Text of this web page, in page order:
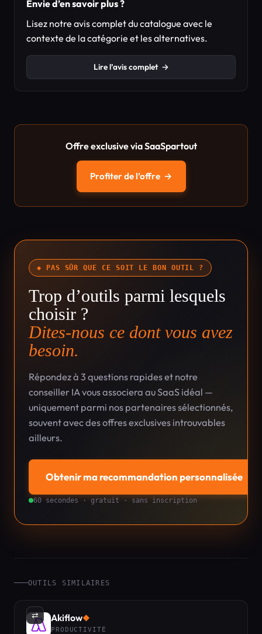
Envie d’en savoir plus ?
Lisez notre avis complet du catalogue avec le
contexte de la catégorie et les alternatives.
Lire l’avis complet →
Offre exclusive via SaaSpartout
Profiter de l’offre →
◆ PAS SÛR QUE CE SOIT LE BON OUTIL ?
Trop d’outils parmi lesquels
choisir ?
Dites-nous ce dont vous avez
besoin.
Répondez à 3 questions rapides et notre
conseiller IA vous associera au SaaS idéal —
uniquement parmi nos partenaires sélectionnés,
souvent avec des offres exclusives introuvables
ailleurs.
Obtenir ma recommandation personnalisée
60 secondes · gratuit · sans inscription
OUTILS SIMILAIRES
⇄ Akiflow◆
PRODUCTIVITÉ